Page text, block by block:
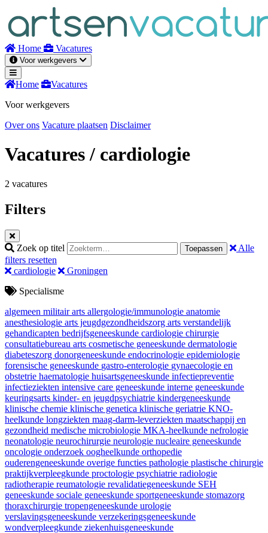
inhoud
Home Vacatures
Voor werkgevers
Home
Vacatures
Voor werkgevers
Over ons Vacature plaatsen Disclaimer
Vacatures/ cardiologie
2 vacatures
Filters
Zoek op titel Toepassen
Alle
filters resetten
cardiologie
Groningen
Specialisme
algemeen militair arts allergologie/immunologie anatomie
anesthesiologie arts jeugdgezondheidszorg arts verstandelijk
gehandicapten bedrijfsgeneeskunde cardiologie chirurgie
consultatiebureau arts cosmetische geneeskunde dermatologie
diabeteszorg donorgeneeskunde endocrinologie epidemiologie
forensische geneeskunde gastro-enterologie gynaecologie en
obstetrie haematologie huisartsgeneeskunde infectiepreventie
infectieziekten intensive care geneeskunde interne geneeskunde
keuringsarts kinder- en jeugdpsychiatrie kindergeneeskunde
klinische chemie klinische genetica klinische geriatrie KNO-
heelkunde longziekten maag-darm-leverziekten maatschappij en
gezondheid medische microbiologie MKA-heelkunde nefrologie
neonatologie neurochirurgie neurologie nucleaire geneeskunde
oncologie onderzoek oogheelkunde orthopedie
ouderengeneeskunde overige functies pathologie plastische chirurgie
praktijkverpleegkunde proctologie psychiatrie radiologie
radiotherapie reumatologie revalidatiegeneeskunde SEH
geneeskunde sociale geneeskunde sportgeneeskunde stomazorg
thoraxchirurgie tropengeneeskunde urologie
verslavingsgeneeskunde verzekeringsgeneeskunde
wondverpleegkunde ziekenhuisgeneeskunde